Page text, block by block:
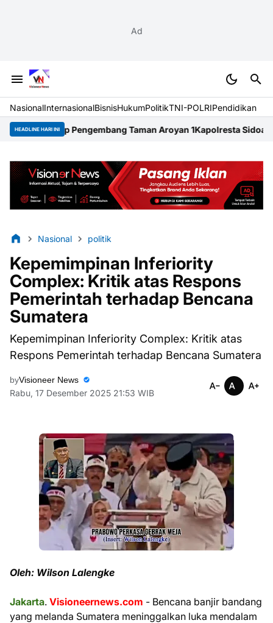
Ad
NasionalInternasionalBisnisHukumPolitikTNI-POLRIPendidikan
HEADLINE HARI INITaman Aroyan 1Kapolresta Sidoarjo Raih Tiga
Nasional politik
Kepemimpinan Inferiority
Complex: Kritik atas Respons
Pemerintah terhadap Bencana
Sumatera
Kepemimpinan Inferiority Complex: Kritik atas
Respons Pemerintah terhadap Bencana Sumatera
byVisioneer News
Rabu, 17 Desember 2025 21:53 WIB
Oleh: Wilson Lalengke
Jakarta. Visioneernews.com - Bencana banjir bandang
yang melanda Sumatera meninggalkan luka mendalam